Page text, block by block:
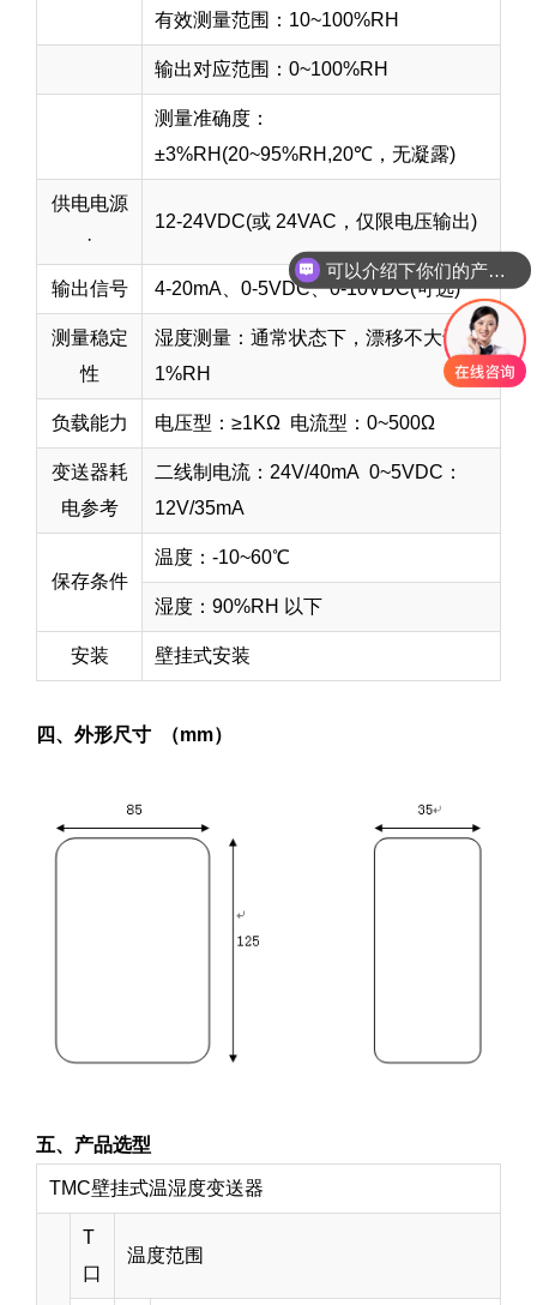
有效测量范围：10~100%RH
输出对应范围：0~100%RH
测量准确度：
±3%RH(20~95%RH,20℃，无凝露)
供电电源
·
12-24VDC(或 24VAC，仅限电压输出)
输出信号 4-20mA、0-5VDC、0-10VDC(可选)
测量稳定
性
湿度测量：通常状态下，漂移不大于
1%RH
负载能力 电压型：≥1KΩ 电流型：0~500Ω
变送器耗
电参考
二线制电流：24V/40mA 0~5VDC：
12V/35mA
保存条件
温度：-10~60℃
湿度：90%RH 以下
安装 壁挂式安装
四、外形尺寸 （mm）
五、产品选型
TMC壁挂式温湿度变送器
T
口
温度范围
可以介绍下你们的产品么